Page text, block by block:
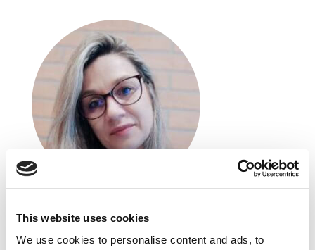
This website uses cookies
We use cookies to personalise content and ads, to
Sylwia Molewska
Biznes dla Klimatu, Ecol Unicon Sp. z o.o.